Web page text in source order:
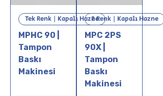
Tek Renk | Kapalı Hazne
MPHC 90 |
Tampon
Baskı
Makinesi
2 Renk | Kapalı Hazne
MPC 2PS
90X |
Tampon
Baskı
Makinesi